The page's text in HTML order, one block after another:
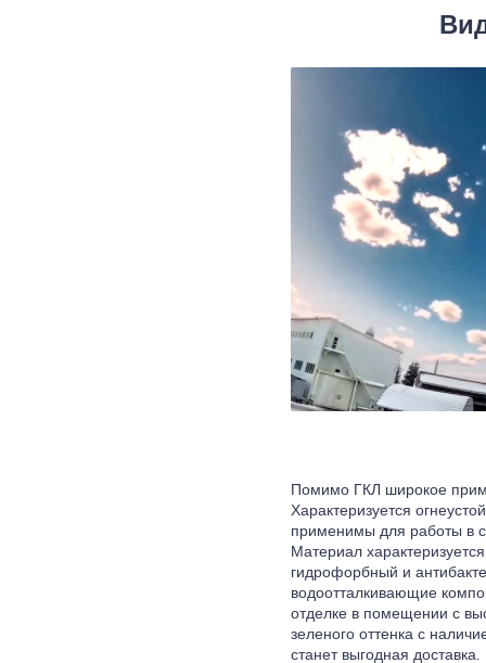
Помимо ГКЛ широкое
Характеризуется
применимы для работы в
Материал
гидрофорбный и
водоотталкивающие
отделке в помещении с
зеленого оттенка с
станет выгодная доставка.